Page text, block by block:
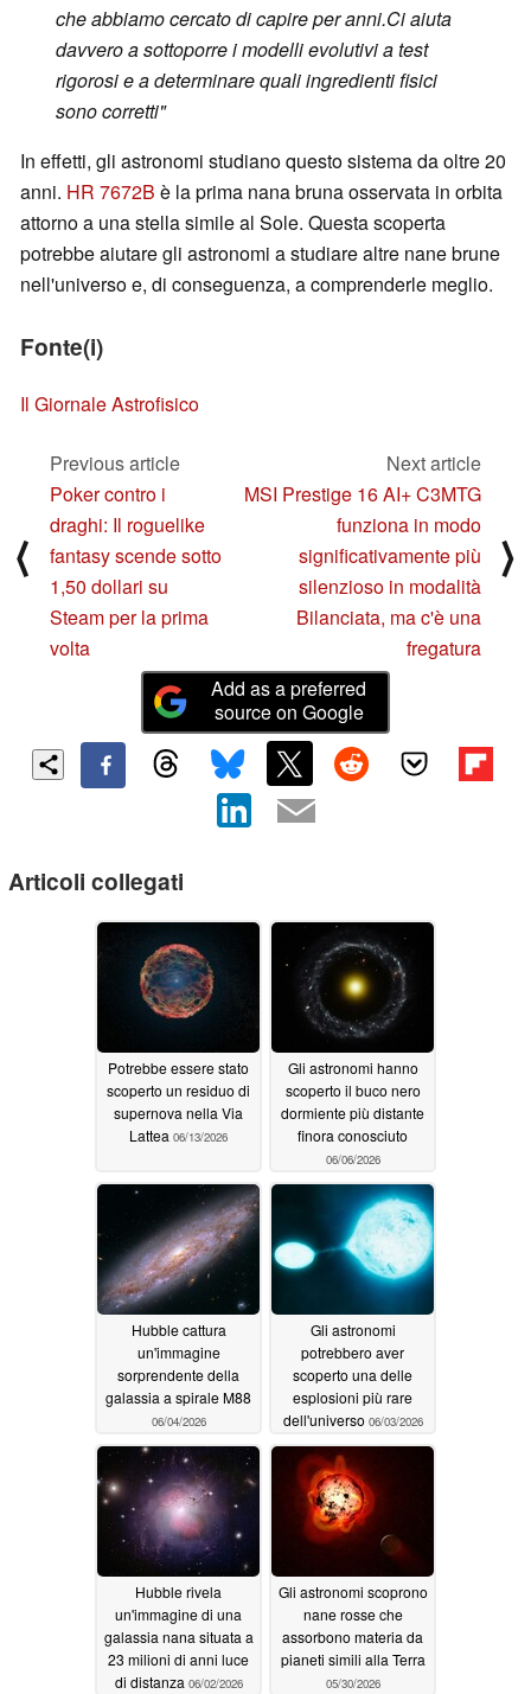
che abbiamo cercato di capire per anni.Ci aiuta
davvero a sottoporre i modelli evolutivi a test
rigorosi e a determinare quali ingredienti fisici
sono corretti"
In effetti, gli astronomi studiano questo sistema da oltre 20
anni. HR 7672B è la prima nana bruna osservata in orbita
attorno a una stella simile al Sole. Questa scoperta
potrebbe aiutare gli astronomi a studiare altre nane brune
nell'universo e, di conseguenza, a comprenderle meglio.
Fonte(i)
Il Giornale Astrofisico
⟨
Previous article
Poker contro i
draghi: Il roguelike
fantasy scende sotto
1,50 dollari su
Steam per la prima
volta
Next article
MSI Prestige 16 AI+ C3MTG
funziona in modo
significativamente più
silenzioso in modalità
Bilanciata, ma c'è una
fregatura
⟩
Add as a preferred
source on Google
Articoli collegati
Potrebbe essere stato
scoperto un residuo di
supernova nella Via
Lattea 06/13/2026
Gli astronomi hanno
scoperto il buco nero
dormiente più distante
finora conosciuto
06/06/2026
Hubble cattura
un'immagine
sorprendente della
galassia a spirale M88
06/04/2026
Gli astronomi
potrebbero aver
scoperto una delle
esplosioni più rare
dell'universo 06/03/2026
Hubble rivela
un'immagine di una
galassia nana situata a
23 milioni di anni luce
di distanza 06/02/2026
Gli astronomi scoprono
nane rosse che
assorbono materia da
pianeti simili alla Terra
05/30/2026